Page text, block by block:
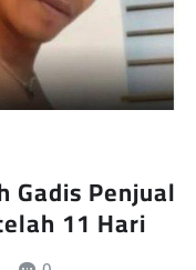
Gadis Penjual
11 Hari